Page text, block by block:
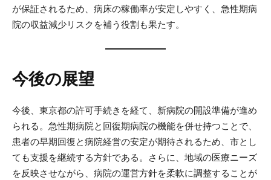
が保証されるため、病床の稼働率が安定しやすく、急性期病
院の収益減少リスクを補う役割も果たす。
今後の展望
今後、東京都の許可手続きを経て、新病院の開設準備が進め
られる。急性期病院と回復期病院の機能を併せ持つことで、
患者の早期回復と病院経営の安定が期待されるため、市とし
ても支援を継続する方針である。さらに、地域の医療ニーズ
を反映させながら、病院の運営方針を柔軟に調整することが